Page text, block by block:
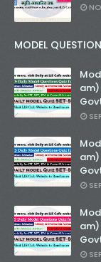
MODEL
am)
am)
am)